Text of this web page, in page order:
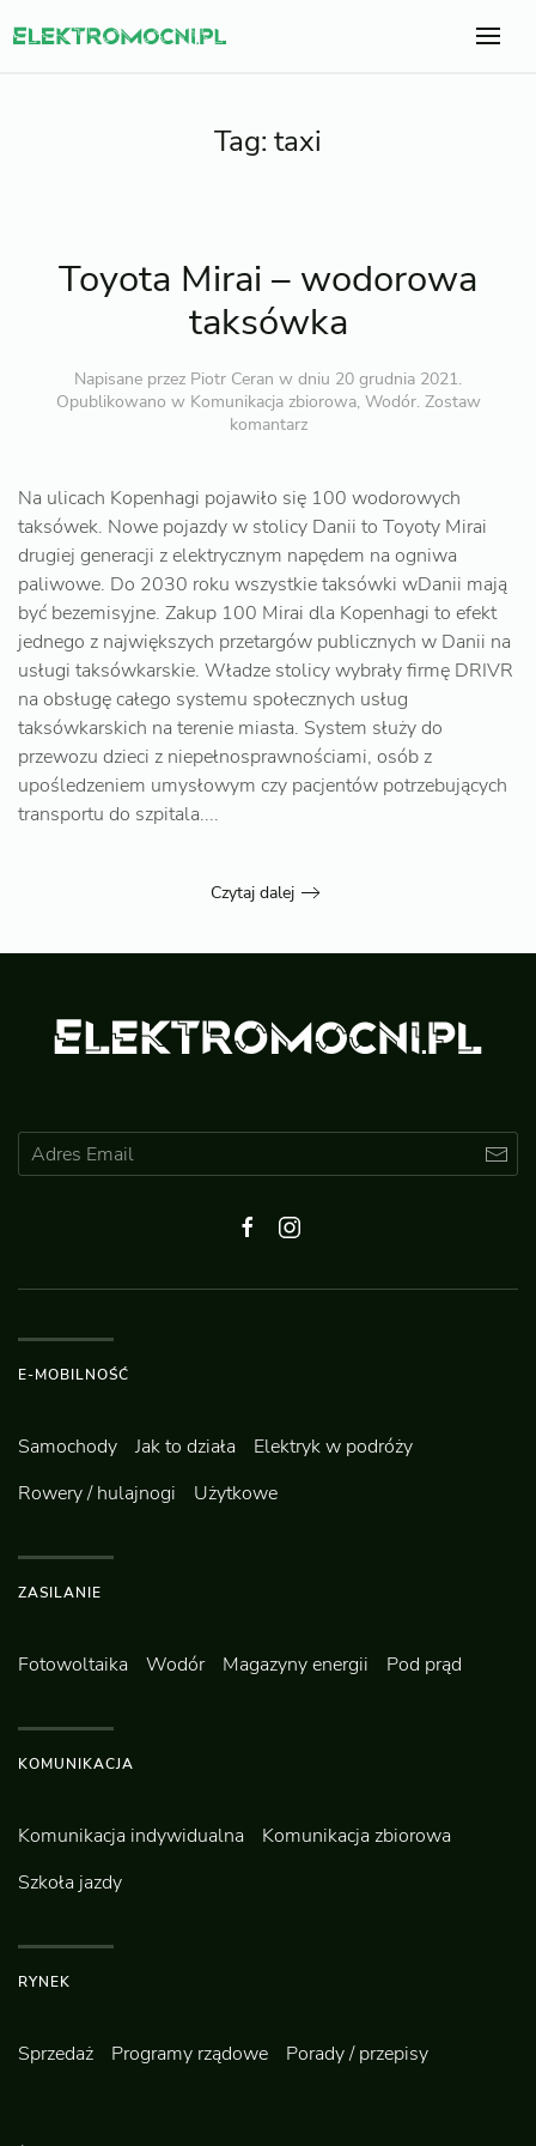
Tag: taxi
Toyota Mirai – wodorowa
taksówka
Napisane przez Piotr Ceran w dniu 20 grudnia 2021.
Opublikowano w Komunikacja zbiorowa, Wodór. Zostaw
komantarz
Na ulicach Kopenhagi pojawiło się 100 wodorowych
taksówek. Nowe pojazdy w stolicy Danii to Toyoty Mirai
drugiej generacji z elektrycznym napędem na ogniwa
paliwowe. Do 2030 roku wszystkie taksówki wDanii mają
być bezemisyjne. Zakup 100 Mirai dla Kopenhagi to efekt
jednego z największych przetargów publicznych w Danii na
usługi taksówkarskie. Władze stolicy wybrały firmę DRIVR
na obsługę całego systemu społecznych usług
taksówkarskich na terenie miasta. System służy do
przewozu dzieci z niepełnosprawnościami, osób z
upośledzeniem umysłowym czy pacjentów potrzebujących
transportu do szpitala....
Czytaj dalej
E-MOBILNOŚĆ
Samochody Jak to działa
Elektryk w podróży
Rowery / hulajnogi
Użytkowe
ZASILANIE
Fotowoltaika Wodór Magazyny energii Pod prąd
KOMUNIKACJA
Komunikacja indywidualna
Komunikacja zbiorowa
Szkoła jazdy
RYNEK
Sprzedaż Programy rządowe Porady / przepisy